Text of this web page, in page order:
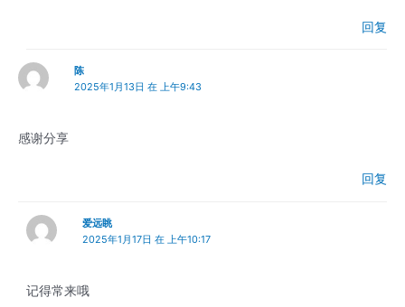
回复
陈
2025年1月13日 在 上午9:43
感谢分享
回复
爱远眺
2025年1月17日 在 上午10:17
记得常来哦